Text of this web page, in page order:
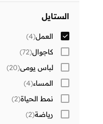
نساء
الستايل
العمل(
4
)
كاجوال(
72
)
لباس يومي(
20
)
المساء(
4
)
نمط الحياة(
2
)
رياضة(
2
)